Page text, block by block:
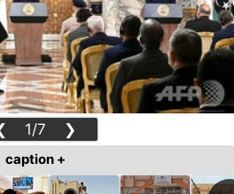
1/7 ❯
caption +